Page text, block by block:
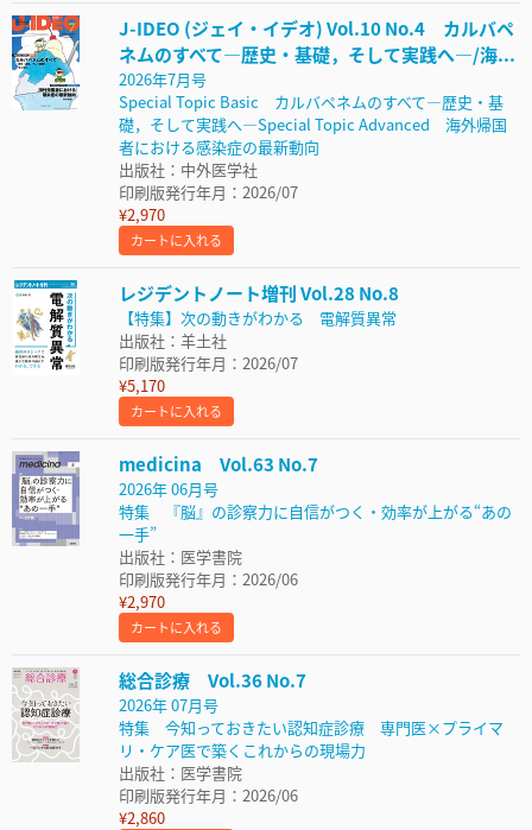
J-IDEO (ジェイ・イデオ) Vol.10 No.4 カルバペ
ネムのすべて―歴史・基礎，そして実践へ―/海...
2026年7月号
Special Topic Basic カルバペネムのすべて―歴史・基
礎，そして実践へ―Special Topic Advanced 海外帰国
者における感染症の最新動向
出版社：中外医学社
印刷版発行年月：2026/07
¥2,970
カートに入れる
レジデントノート増刊 Vol.28 No.8
【特集】次の動きがわかる 電解質異常
出版社：羊土社
印刷版発行年月：2026/07
¥5,170
カートに入れる
medicina Vol.63 No.7
2026年 06月号
特集 『脳』の診察力に自信がつく・効率が上がる“あの
一手”
出版社：医学書院
印刷版発行年月：2026/06
¥2,970
カートに入れる
総合診療 Vol.36 No.7
2026年 07月号
特集 今知っておきたい認知症診療 専門医×プライマ
リ・ケア医で築くこれからの現場力
出版社：医学書院
印刷版発行年月：2026/06
¥2,860